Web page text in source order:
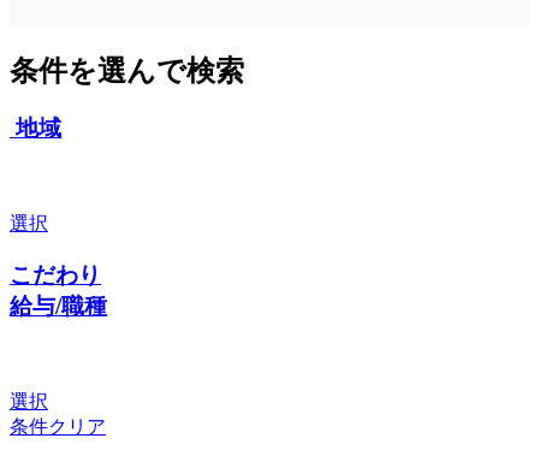
条件を選んで検索
地域
選択
こだわり
給与/職種
選択
条件クリア